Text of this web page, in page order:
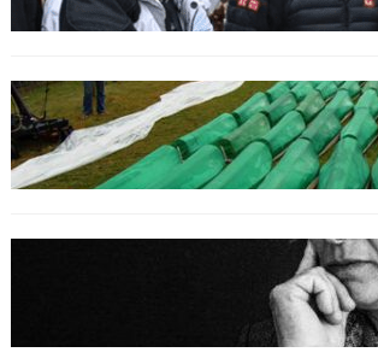
GENOZID
Izraelischer Botschafter in
Völkermord in Srebrenica
Erinnerung an Hatidža
Stimme des Gewissens im
und Ungerechtigkeit